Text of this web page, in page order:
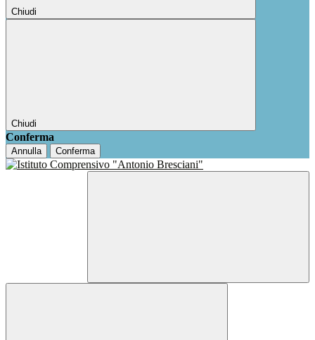
Chiudi
Chiudi
Conferma
Annulla Conferma